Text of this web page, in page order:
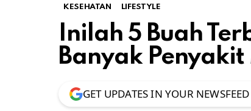
KESEHATAN LIFESTYLE
Inilah 5 Buah
Banyak
GET UPDATES IN YOUR NEWSFEED